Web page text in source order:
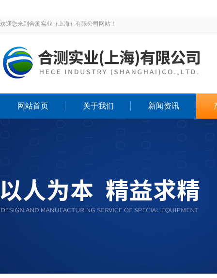
欢迎您来到合测实业（上海）有限公司网站！
网站首页 关于我们 新闻资讯